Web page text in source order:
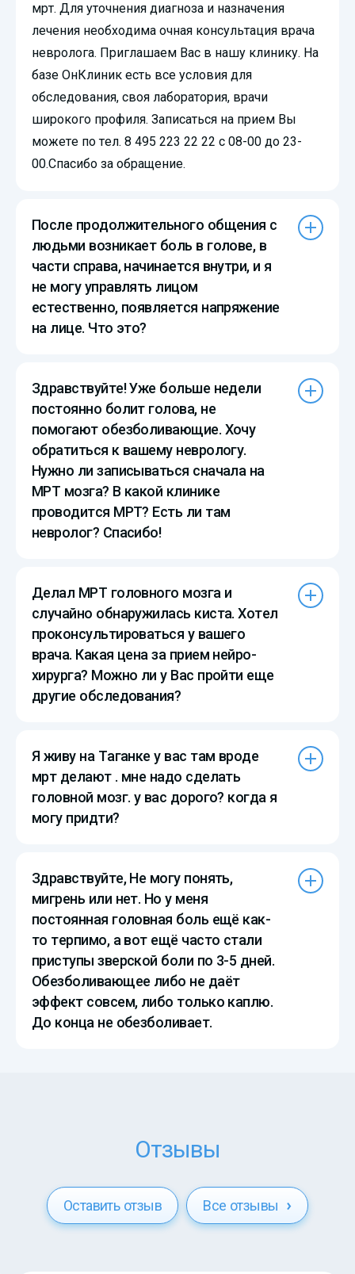
мрт. Для уточнения диагноза и назначения
лечения необходима очная консультация врача
невролога. Приглашаем Вас в нашу клинику. На
базе ОнКлиник есть все условия для
обследования, своя лаборатория, врачи
широкого профиля. Записаться на прием Вы
можете по тел. 8 495 223 22 22 с 08-00 до 23-
00.Спасибо за обращение.
После продолжительного общения с
людьми возникает боль в голове, в
части справа, начинается внутри, и я
не могу управлять лицом
естественно, появляется напряжение
на лице. Что это?
Здравствуйте! Уже больше недели
постоянно болит голова, не
помогают обезболивающие. Хочу
обратиться к вашему неврологу.
Нужно ли записываться сначала на
МРТ мозга? В какой клинике
проводится МРТ? Есть ли там
невролог? Спасибо!
Делал МРТ головного мозга и
случайно обнаружилась киста. Хотел
проконсультироваться у вашего
врача. Какая цена за прием нейро-
хирурга? Можно ли у Вас пройти еще
другие обследования?
Я живу на Таганке у вас там вроде
мрт делают . мне надо сделать
головной мозг. у вас дорого? когда я
могу придти?
Здравствуйте, Не могу понять,
мигрень или нет. Но у меня
постоянная головная боль ещё как-
то терпимо, а вот ещё часто стали
приступы зверской боли по 3-5 дней.
Обезболивающее либо не даёт
эффект совсем, либо только каплю.
До конца не обезболивает.
Отзывы
Оставить отзыв Все отзывы